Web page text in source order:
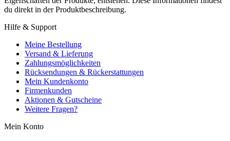
du direkt in der Produktbeschreibung.
Hilfe & Support
Meine Bestellung
Versand & Lieferung
Zahlungsmöglichkeiten
Rücksendungen & Rückerstattungen
Mein Kundenkonto
Firmenkunden
Aktionen & Gutscheine
Weitere Fragen?
Mein Konto